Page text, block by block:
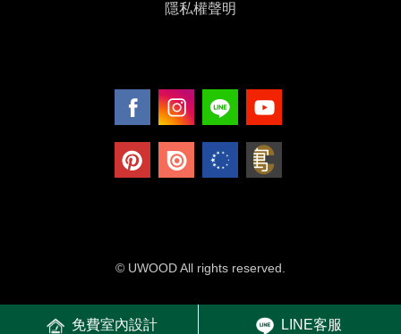
免費室內設計 LINE客服
隱私權聲明
© UWOOD All rights reserved.